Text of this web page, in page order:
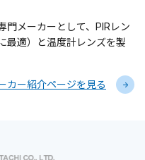
門メーカーとして、PIRレン
最適）と温度計レンズを製
カー紹介ページを見る